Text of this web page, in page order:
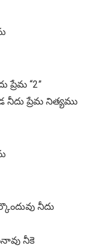
ప్రేమ “2”
నీదు ప్రేమ నిత్యము
నీదు
నీకె